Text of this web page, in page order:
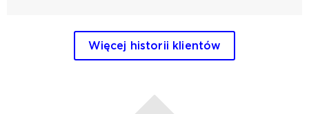
Więcej historii klientów